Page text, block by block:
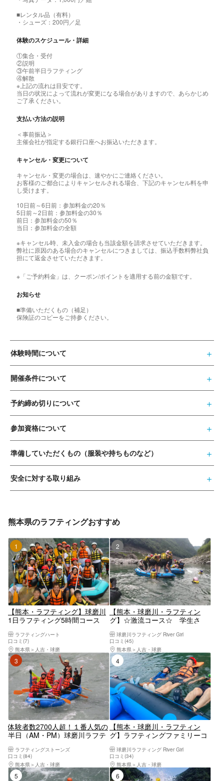
■レンタル品（有料）
・シューズ：200円／足
体験のスケジュール・詳細
①集合・受付
②説明
③午前半日ラフティング
④解散
※上記の流れは目安です。
当日の状況によって流れが変更になる場合がありますので、あらかじめ
ご了承ください。
支払い方法の説明
＜事前振込＞
主催会社が指定する銀行口座へお振込いただきます。
キャンセル・変更について
キャンセル・変更の場合は、速やかにご連絡ください。
お客様のご都合によりキャンセルされる場合、下記のキャンセル料を申
し受けます。
10日前～6日前：参加料金の20％
5日前～2日前：参加料金の30％
前日：参加料金の50％
当日：参加料金の全額
※キャンセル時、未入金の場合も当該金額を請求させていただきます。
弊社に原因のある場合のキャンセルにつきましては、振込手数料弊社負
担にて返金させていただきます。
※「ご予約料金」は、クーポン/ポイントを適用する前の金額です。
お知らせ
■準備いただくもの（補足）
保険証のコピーをご持参ください。
体験時間について
開催条件について
予約締め切りについて
参加資格について
準備していただくもの（服装や持ちものなど）
安全に対する取り組み
熊本県のラフティングおすすめ
1位
【熊本・ラフティング】球磨川
1日ラフティング5時間コース
フトドリンクサービス）（子供
料金割引あり）
ラフティングハート
口コミ(7)
熊本県
人吉・球磨
2位
【熊本・球磨川・ラフティン
グ】☆激流コース☆ 学生さ
ん・ファミリーさん向け！午
前・午後コース有り！
球磨川ラフティング River Girl
口コミ(45)
熊本県
人吉・球磨
3位
体験者数2700人超！１番人気の
半日（AM・PM）球磨川ラフテ
データ付き】
ラフティングストーンズ
口コミ(84)
熊本県
人吉・球磨
4位
【熊本・球磨川・ラフティン
グ】ラフティングファミリーコ
午前コース！午後コース有り！
球磨川ラフティング River Girl
口コミ(34)
熊本県
人吉・球磨
5位 6位